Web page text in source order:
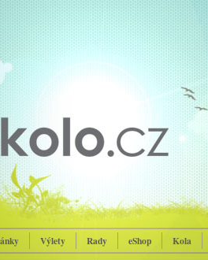
Výlety Rady eShop Kola